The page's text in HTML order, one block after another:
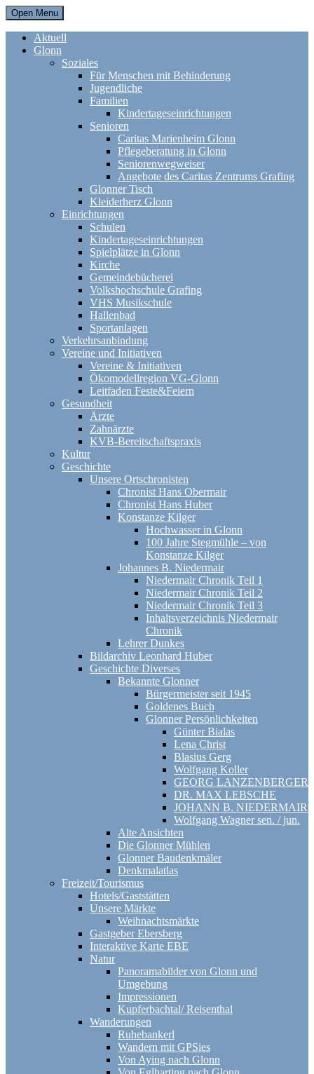
Open Menu
Aktuell
Glonn
Soziales
Für Menschen mit Behinderung
Jugendliche
Familien
Kindertageseinrichtungen
Senioren
Caritas Marienheim Glonn
Pflegeberatung in Glonn
Seniorenwegweiser
Angebote des Caritas Zentrums Grafing
Glonner Tisch
Kleiderherz Glonn
Einrichtungen
Schulen
Kindertageseinrichtungen
Spielplätze in Glonn
Kirche
Gemeindebücherei
Volkshochschule Grafing
VHS Musikschule
Hallenbad
Sportanlagen
Verkehrsanbindung
Vereine und Initiativen
Vereine & Initiativen
Ökomodellregion VG-Glonn
Leitfaden Feste&Feiern
Gesundheit
Ärzte
Zahnärzte
KVB-Bereitschaftspraxis
Kultur
Geschichte
Unsere Ortschronisten
Chronist Hans Obermair
Chronist Hans Huber
Konstanze Kilger
Hochwasser in Glonn
100 Jahre Stegmühle – von
Konstanze Kilger
Johannes B. Niedermair
Niedermair Chronik Teil 1
Niedermair Chronik Teil 2
Niedermair Chronik Teil 3
Inhaltsverzeichnis Niedermair
Chronik
Lehrer Dunkes
Bildarchiv Leonhard Huber
Geschichte Diverses
Bekannte Glonner
Bürgermeister seit 1945
Goldenes Buch
Glonner Persönlichkeiten
Günter Bialas
Lena Christ
Blasius Gerg
Wolfgang Koller
GEORG LANZENBERGER
DR. MAX LEBSCHE
JOHANN B. NIEDERMAIR
Wolfgang Wagner sen. / jun.
Alte Ansichten
Die Glonner Mühlen
Glonner Baudenkmäler
Denkmalatlas
Freizeit/Tourismus
Hotels/Gaststätten
Unsere Märkte
Weihnachtsmärkte
Gastgeber Ebersberg
Interaktive Karte EBE
Natur
Panoramabilder von Glonn und
Umgebung
Impressionen
Kupferbachtal/ Reisenthal
Wanderungen
Ruhebankerl
Wandern mit GPSies
Von Aying nach Glonn